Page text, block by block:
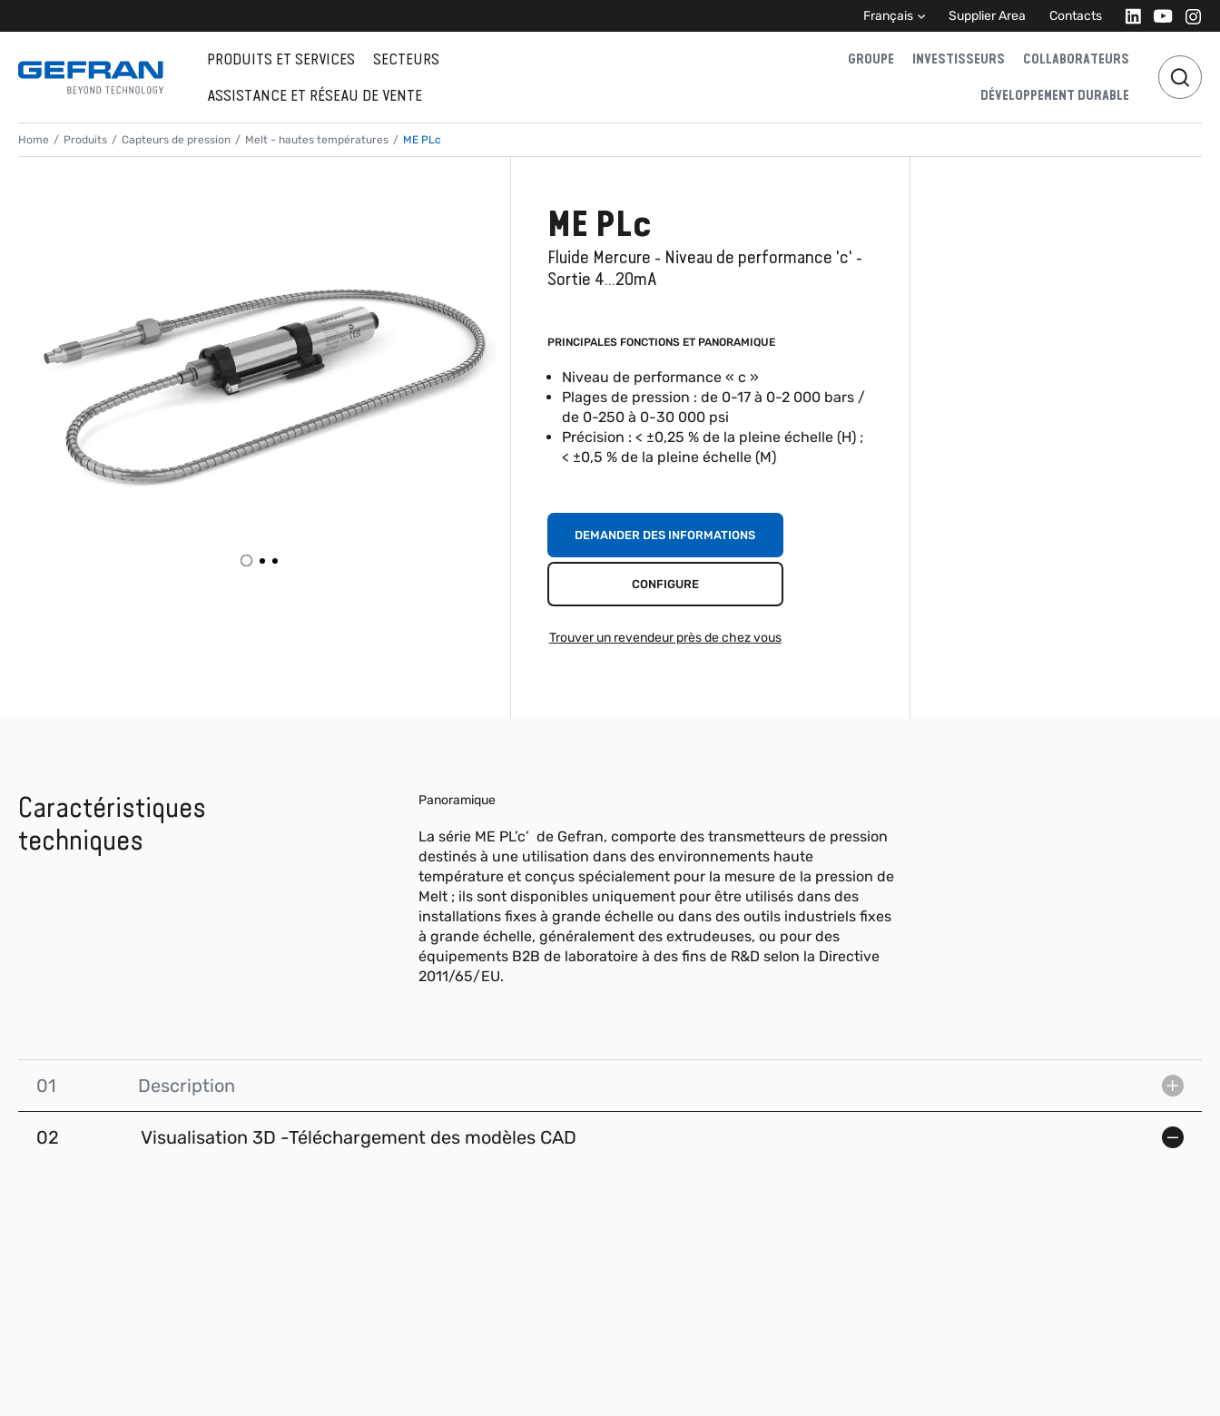
Français Supplier Area Contacts
PRODUITS ET SERVICES
SECTEURS
ASSISTANCE ET RÉSEAU DE VENTE
GROUPE INVESTISSEURS COLLABORATEURS
DÉVELOPPEMENT DURABLE
Home Produits Capteurs de pression Melt - hautes températures ME PLc
ME PLc
Fluide Mercure - Niveau de performance 'c' -
Sortie 4...20mA
PRINCIPALES FONCTIONS ET PANORAMIQUE
Niveau de performance « c »
Plages de pression : de 0-17 à 0-2 000 bars /
de 0-250 à 0-30 000 psi
Précision : < ±0,25 % de la pleine échelle (H) ;
< ±0,5 % de la pleine échelle (M)
DEMANDER DES INFORMATIONS
CONFIGURE
Trouver un revendeur près de chez vous
Caractéristiques
techniques
Panoramique
La série ME PL’c’ de Gefran, comporte des transmetteurs de pression
destinés à une utilisation dans des environnements haute
température et conçus spécialement pour la mesure de la pression de
Melt ; ils sont disponibles uniquement pour être utilisés dans des
installations fixes à grande échelle ou dans des outils industriels fixes
à grande échelle, généralement des extrudeuses, ou pour des
équipements B2B de laboratoire à des fins de R&D selon la Directive
2011/65/EU.
01 Description
02 Visualisation 3D -Téléchargement des modèles CAD